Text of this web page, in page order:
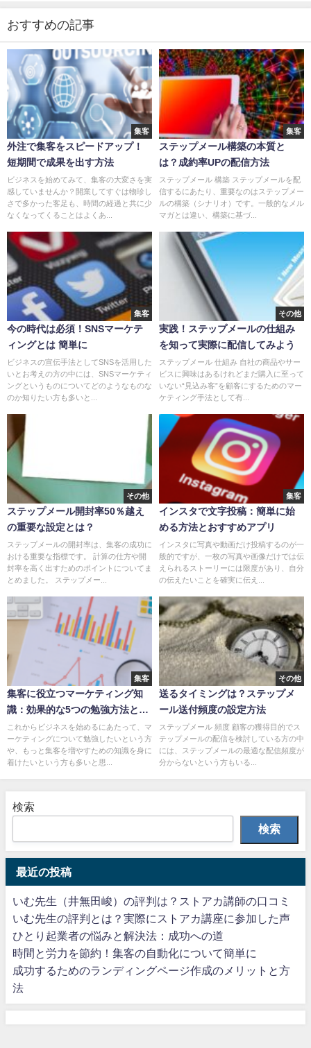
おすすめの記事
集客
外注で集客をスピードアップ！
短期間で成果を出す方法
ビジネスを始めてみて、集客の大変さを実
感していませんか？開業してすぐは物珍し
さで多かった客足も、時間の経過と共に少
なくなってくることはよくあ...
集客
ステップメール構築の本質と
は？成約率UPの配信方法
ステップメール 構築 ステップメールを配
信するにあたり、重要なのはステップメー
ルの構築（シナリオ）です。一般的なメル
マガとは違い、構築に基づ...
集客
今の時代は必須！SNSマーケテ
ィングとは 簡単に
ビジネスの宣伝手法としてSNSを活用した
いとお考えの方の中には、SNSマーケティ
ングというものについてどのようなものな
のか知りたい方も多いと...
その他
実践！ステップメールの仕組み
を知って実際に配信してみよう
ステップメール 仕組み 自社の商品やサー
ビスに興味はあるけれどまだ購入に至って
いない“見込み客”を顧客にするためのマー
ケティング手法として有...
その他
ステップメール開封率50％越え
の重要な設定とは？
ステップメールの開封率は、集客の成功に
おける重要な指標です。 計算の仕方や開
封率を高く出すためのポイントについてま
とめました。 ステップメー...
集客
インスタで文字投稿：簡単に始
める方法とおすすめアプリ
インスタに写真や動画だけ投稿するのが一
般的ですが、一枚の写真や画像だけでは伝
えられるストーリーには限度があり、自分
の伝えたいことを確実に伝え...
集客
集客に役立つマーケティング知
識：効果的な5つの勉強方法と
は？
これからビジネスを始めるにあたって、マ
ーケティングについて勉強したいという方
や、もっと集客を増やすための知識を身に
着けたいという方も多いと思...
その他
送るタイミングは？ステップメ
ール送付頻度の設定方法
ステップメール 頻度 顧客の獲得目的でス
テップメールの配信を検討している方の中
には、ステップメールの最適な配信頻度が
分からないという方もいる...
検索
検索
最近の投稿
いむ先生（井無田峻）の評判は？ストアカ講師の口コミ
いむ先生の評判とは？実際にストアカ講座に参加した声
ひとり起業者の悩みと解決法：成功への道
時間と労力を節約！集客の自動化について簡単に
成功するためのランディングページ作成のメリットと方
法